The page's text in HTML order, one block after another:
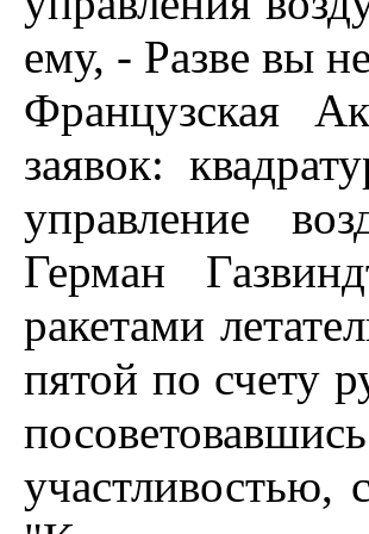
ему, - Разве вы
Французская
заявок:
управление
Герман
ракетами
пятой по счету
участливостью,